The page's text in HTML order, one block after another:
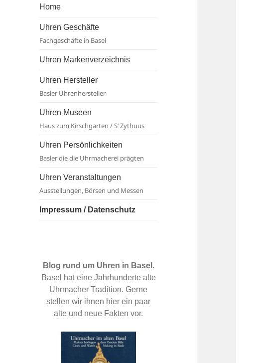
Basel
Home
Uhren Geschäfte
Fachgeschäfte in Basel
Uhren Markenverzeichnis
Uhren Hersteller
Basler Uhrenhersteller
Uhren Museen
Haus zum Kirschgarten / S‘ Zythuus
Uhren Persönlichkeiten
Basler die die Uhrmacherei prägten
Uhren Veranstaltungen
Ausstellungen, Börsen und Messen
Impressum / Datenschutz
Blog rund um Uhren in Basel.
Basel hat eine Jahrhunderte alte
Uhrmacher Tradition. Gerne
stellen wir ihnen hier ein paar
alte und neue Fakten vor.